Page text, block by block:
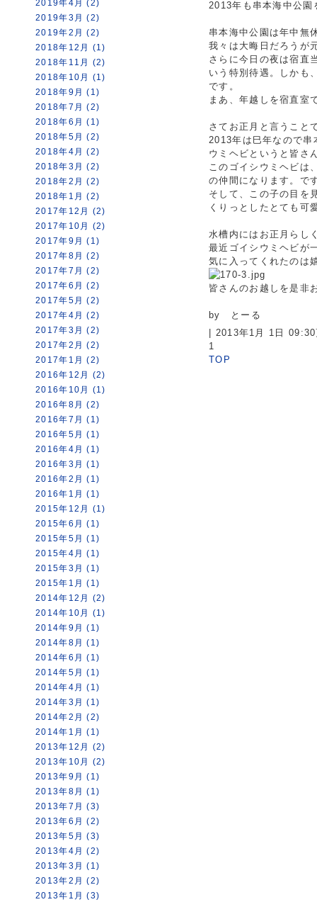
2019年4月 (2)
2019年3月 (2)
2019年2月 (2)
2018年12月 (1)
2018年11月 (2)
2018年10月 (1)
2018年9月 (1)
2018年7月 (2)
2018年6月 (1)
2018年5月 (2)
2018年4月 (2)
2018年3月 (2)
2018年2月 (2)
2018年1月 (2)
2017年12月 (2)
2017年10月 (2)
2017年9月 (1)
2017年8月 (2)
2017年7月 (2)
2017年6月 (2)
2017年5月 (2)
2017年4月 (2)
2017年3月 (2)
2017年2月 (2)
2017年1月 (2)
2016年12月 (2)
2016年10月 (1)
2016年8月 (2)
2016年7月 (1)
2016年5月 (1)
2016年4月 (1)
2016年3月 (1)
2016年2月 (1)
2016年1月 (1)
2015年12月 (1)
2015年6月 (1)
2015年5月 (1)
2015年4月 (1)
2015年3月 (1)
2015年1月 (1)
2014年12月 (2)
2014年10月 (1)
2014年9月 (1)
2014年8月 (1)
2014年6月 (1)
2014年5月 (1)
2014年4月 (1)
2014年3月 (1)
2014年2月 (2)
2014年1月 (1)
2013年12月 (2)
2013年10月 (2)
2013年9月 (1)
2013年8月 (1)
2013年7月 (3)
2013年6月 (2)
2013年5月 (3)
2013年4月 (2)
2013年3月 (1)
2013年2月 (2)
2013年1月 (3)
2013年も串本海中公園
串本海中公園は年中無
我々は大晦日だろうが
さらに今日の夜は宿直
いう特別待遇。しかも
です。
まあ、年越しを宿直室
さてお正月と言うこと
2013年は巳年なので串
ウミヘビというと皆さ
このゴイシウミヘビは
の仲間になります。で
そして、この子の目を
くりっとしたとても可
水槽内にはお正月らし
最近ゴイシウミヘビが
気に入ってくれたのは
皆さんのお越しを是非
by とーる
| 2013年1月 1日
1
TOP